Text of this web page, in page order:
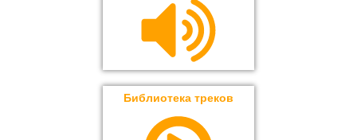
Библиотека треков